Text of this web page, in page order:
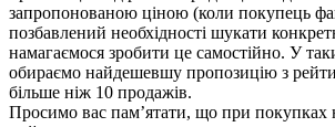
запропонованою ціною (коли покупець
позбавлений необхідності шукати
намагаємося зробити це самостійно. У
обираємо найдешевшу пропозицію з
більше ніж 10 продажів.
Просимо вас пам’ятати, що при покупках